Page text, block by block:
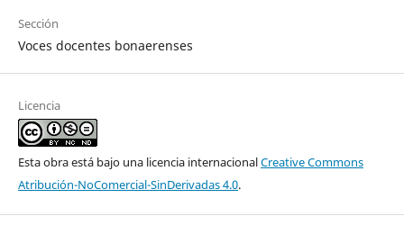
Sección
Voces docentes bonaerenses
Licencia
Esta obra está bajo una licencia internacionalCreative Commons
Atribución-NoComercial-SinDerivadas 4.0.